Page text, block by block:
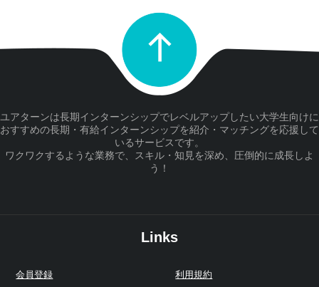
ユアターンは長期インターンシップでレベルアップしたい大学生向けに
おすすめの長期・有給インターンシップを紹介・マッチングを応援して
いるサービスです。
ワクワクするような業務で、スキル・知見を深め、圧倒的に成長しよ
う！
Links
会員登録 利用規約